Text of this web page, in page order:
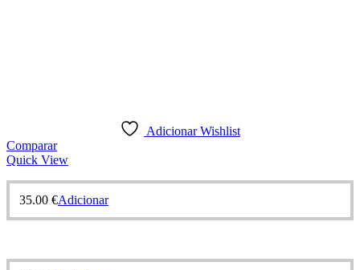
Adicionar Wishlist
Comparar
Quick View
35.00 €Adicionar